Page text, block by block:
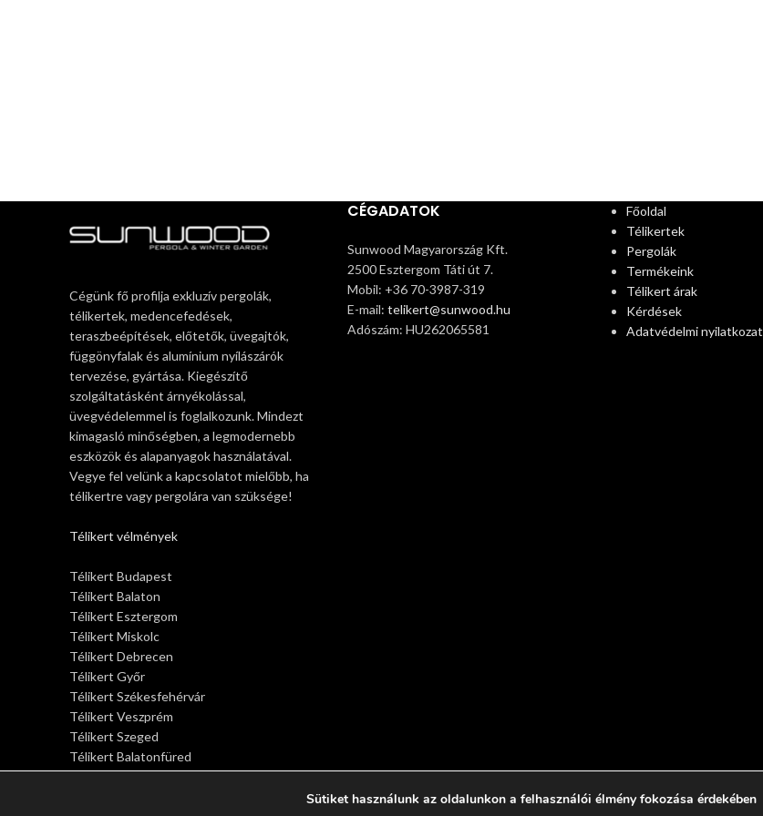
Cégünk fő profilja exkluzív pergolák,
télikertek, medencefedések,
teraszbeépítések, előtetők, üvegajtók,
függönyfalak és alumínium nyílászárók
tervezése, gyártása. Kiegészítő
szolgáltatásként árnyékolással,
üvegvédelemmel is foglalkozunk. Mindezt
kimagasló minőségben, a legmodernebb
eszközök és alapanyagok használatával.
Vegye fel velünk a kapcsolatot mielőbb, ha
télikertre vagy pergolára van szüksége!
Télikert vélmények
Télikert Budapest
Télikert Balaton
Télikert Esztergom
Télikert Miskolc
Télikert Debrecen
Télikert Győr
Télikert Székesfehérvár
Télikert Veszprém
Télikert Szeged
Télikert Balatonfüred
Télikert Siófok
CÉGADATOK
Sunwood Magyarország Kft.
2500 Esztergom Táti út 7.
Mobil: +36 70-3987-319
E-mail:telikert@sunwood.hu
Adószám: HU262065581
Főoldal
Télikertek
Pergolák
Termékeink
Télikert árak
Kérdések
Adatvédelmi nyilatkozat
Sütiket használunk az oldalunkon a felhasználói élmény fokozása érdekében